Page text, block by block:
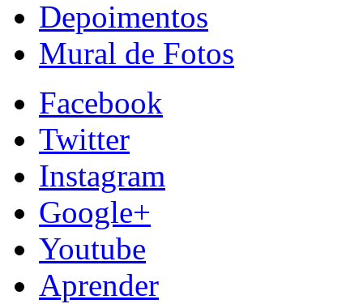
Depoimentos
Mural de Fotos
Facebook
Twitter
Instagram
Google+
Youtube
Aprender